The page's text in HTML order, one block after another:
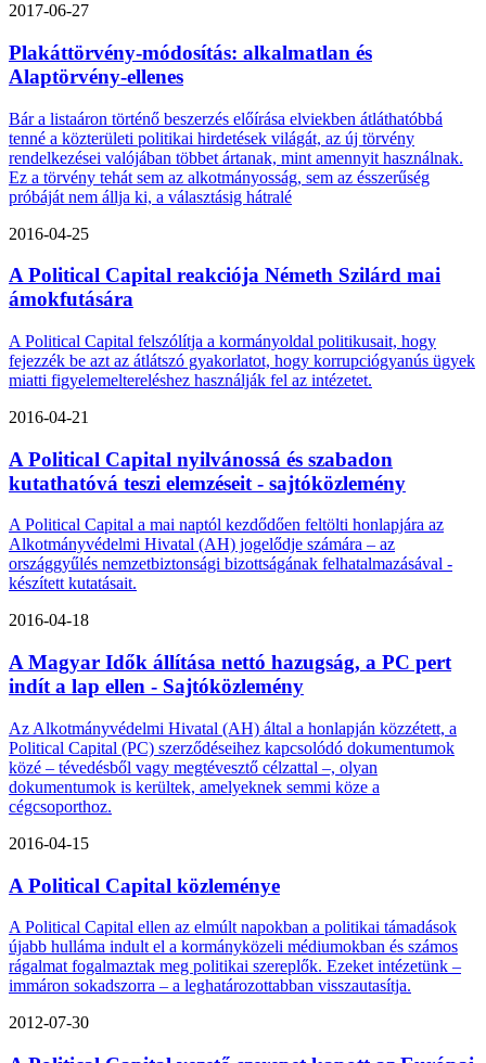
2017-06-27
Plakáttörvény-módosítás: alkalmatlan és
Alaptörvény-ellenes
Bár a listaáron történő beszerzés előírása elviekben átláthatóbbá
tenné a közterületi politikai hirdetések világát, az új törvény
rendelkezései valójában többet ártanak, mint amennyit használnak.
Ez a törvény tehát sem az alkotmányosság, sem az ésszerűség
próbáját nem állja ki, a választásig hátralé
2016-04-25
A Political Capital reakciója Németh Szilárd mai
ámokfutására
A Political Capital felszólítja a kormányoldal politikusait, hogy
fejezzék be azt az átlátszó gyakorlatot, hogy korrupciógyanús ügyek
miatti figyelemeltereléshez használják fel az intézetet.
2016-04-21
A Political Capital nyilvánossá és szabadon
kutathatóvá teszi elemzéseit - sajtóközlemény
A Political Capital a mai naptól kezdődően feltölti honlapjára az
Alkotmányvédelmi Hivatal (AH) jogelődje számára – az
országgyűlés nemzetbiztonsági bizottságának felhatalmazásával -
készített kutatásait.
2016-04-18
A Magyar Idők állítása nettó hazugság, a PC pert
indít a lap ellen - Sajtóközlemény
Az Alkotmányvédelmi Hivatal (AH) által a honlapján közzétett, a
Political Capital (PC) szerződéseihez kapcsolódó dokumentumok
közé – tévedésből vagy megtévesztő célzattal –, olyan
dokumentumok is kerültek, amelyeknek semmi köze a
cégcsoporthoz.
2016-04-15
A Political Capital közleménye
A Political Capital ellen az elmúlt napokban a politikai támadások
újabb hulláma indult el a kormányközeli médiumokban és számos
rágalmat fogalmaztak meg politikai szereplők. Ezeket intézetünk –
immáron sokadszorra – a leghatározottabban visszautasítja.
2012-07-30